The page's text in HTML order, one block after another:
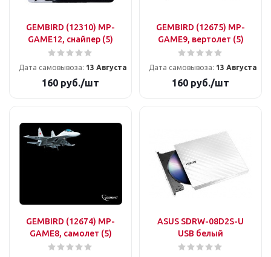
GEMBIRD (12310) MP-
GAME12, снайпер (5)
Дата самовывоза: 13 Августа
160 руб./шт
GEMBIRD (12675) MP-
GAME9, вертолет (5)
Дата самовывоза: 13 Августа
160 руб./шт
GEMBIRD (12674) MP-
GAME8, самолет (5)
ASUS SDRW-08D2S-U
USB белый